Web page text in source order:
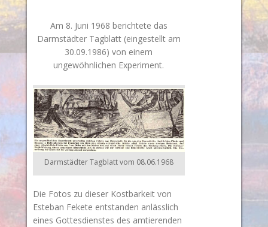
Am 8. Juni 1968 berichtete das
Darmstädter Tagblatt (eingestellt am
30.09.1986) von einem
ungewöhnlichen Experiment.
Darmstädter Tagblatt vom 08.06.1968
Die Fotos zu dieser Kostbarkeit von
Esteban Fekete entstanden anlässlich
eines Gottesdienstes des amtierenden